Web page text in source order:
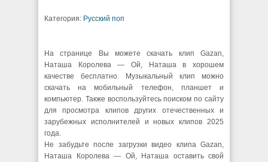
Категория: Русский поп
На странице Вы можете скачать клип Gazan,
Наташа Королева — Ой, Наташа в хорошем
качестве бесплатно. Музыкальный клип можно
скачать на мобильный телефон, планшет и
компьютер. Также воспользуйтесь поиском по сайту
для просмотра клипов других отечественных и
зарубежных исполнителей и новых клипов 2025
года.
Не забудьте после загрузки видео клипа Gazan,
Наташа Королева — Ой, Наташа оставить свой